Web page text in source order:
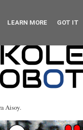
Aisoy.
LEARN MORE GOT IT